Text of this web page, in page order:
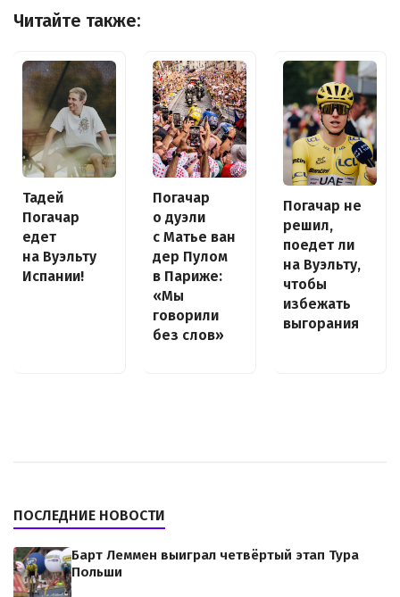
Читайте также:
Тадей
Погачар
едет
на Вуэльту
Испании!
Погачар
о дуэли
с Матье ван
дер Пулом
в Париже:
«Мы
говорили
без слов»
Погачар не
решил,
поедет ли
на Вуэльту,
чтобы
избежать
выгорания
ПОСЛЕДНИЕ НОВОСТИ
Барт Леммен выиграл четвёртый этап Тура
Польши